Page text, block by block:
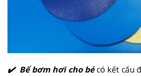
✔️ Bể bơm hơi cho bécó kết cấu